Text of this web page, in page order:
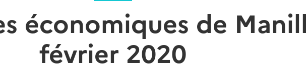
économiques de
février 2020